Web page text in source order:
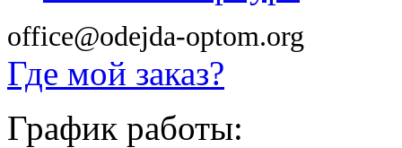
office@odejda-optom.org
Где мой заказ?
График работы: